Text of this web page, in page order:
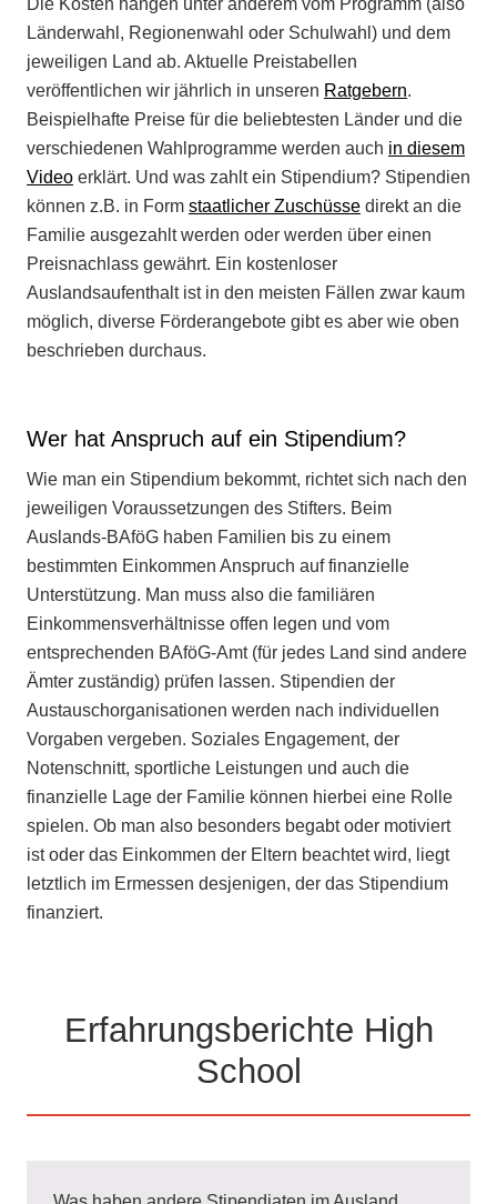
Die Kosten hängen unter anderem vom Programm (also
Länderwahl, Regionenwahl oder Schulwahl) und dem
jeweiligen Land ab. Aktuelle Preistabellen
veröffentlichen wir jährlich in unseren Ratgebern.
Beispielhafte Preise für die beliebtesten Länder und die
verschiedenen Wahlprogramme werden auch in diesem
Video erklärt. Und was zahlt ein Stipendium? Stipendien
können z.B. in Form staatlicher Zuschüsse direkt an die
Familie ausgezahlt werden oder werden über einen
Preisnachlass gewährt. Ein kostenloser
Auslandsaufenthalt ist in den meisten Fällen zwar kaum
möglich, diverse Förderangebote gibt es aber wie oben
beschrieben durchaus.
Wer hat Anspruch auf ein Stipendium?
Wie man ein Stipendium bekommt, richtet sich nach den
jeweiligen Voraussetzungen des Stifters. Beim
Auslands-BAföG haben Familien bis zu einem
bestimmten Einkommen Anspruch auf finanzielle
Unterstützung. Man muss also die familiären
Einkommensverhältnisse offen legen und vom
entsprechenden BAföG-Amt (für jedes Land sind andere
Ämter zuständig) prüfen lassen. Stipendien der
Austauschorganisationen werden nach individuellen
Vorgaben vergeben. Soziales Engagement, der
Notenschnitt, sportliche Leistungen und auch die
finanzielle Lage der Familie können hierbei eine Rolle
spielen. Ob man also besonders begabt oder motiviert
ist oder das Einkommen der Eltern beachtet wird, liegt
letztlich im Ermessen desjenigen, der das Stipendium
finanziert.
Erfahrungsberichte High
School